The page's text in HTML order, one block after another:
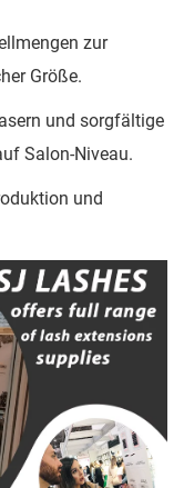
zur
Größe.
und sorgfältige
Salon-Niveau.
und